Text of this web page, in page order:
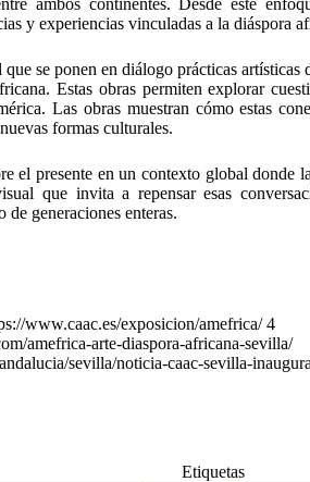
y experiencias vinculadas a la diáspora
se ponen en diálogo prácticas
Estas obras permiten explorar
Las obras muestran cómo estas
formas culturales.
el presente en un contexto global donde
que invita a repensar esas
generaciones enteras.
www.caac.es/exposicion/amefrica/ 4
amefrica-arte-diaspora-africana-sevilla/
sevilla/noticia-caac-sevilla-
Etiquetas